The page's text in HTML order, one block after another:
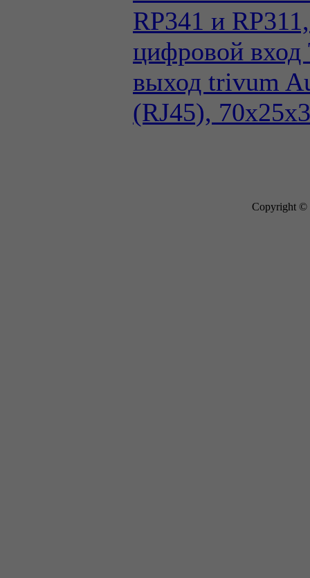
RP341 и
цифровой
выход trivum
(RJ45),
Copyright ©